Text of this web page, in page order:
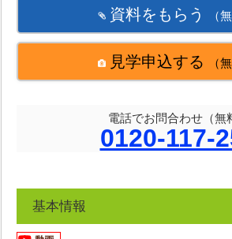
資料をもらう （
見学申込する （
電話でお問合わせ（無
0120-117-
基本情報